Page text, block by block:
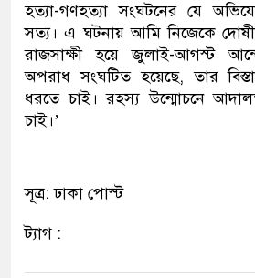
হত্যা-গণহত্যা সংঘটনের যে
সত্য। এ ঘটনায় আমি নিজেকে
রাজসাক্ষী হয়ে জুলাই-আগস্ট
অপরাধ সংঘটিত হয়েছে, তার
ধরতে চাই। রহস্য উন্মোচনে
চাই।’
সূত্র: ঢাকা পোস্ট
ট্যাগ :